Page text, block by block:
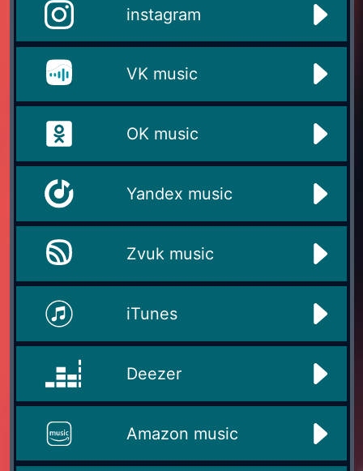
instagram
VK music
OK music
Yandex music
Zvuk music
iTunes
Deezer
Amazon music